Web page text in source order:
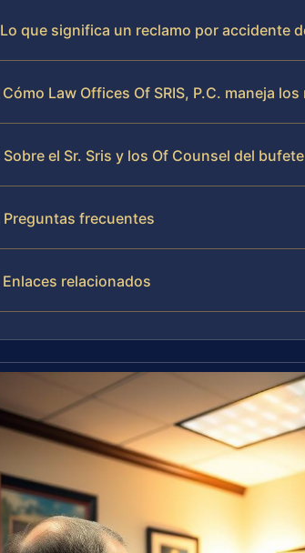
Lo que significa un reclamo por accidente
Cómo Law Offices Of SRIS, P.C. maneja
Sobre el Sr. Sris y los Of Counsel del bufete
Preguntas frecuentes
Enlaces relacionados